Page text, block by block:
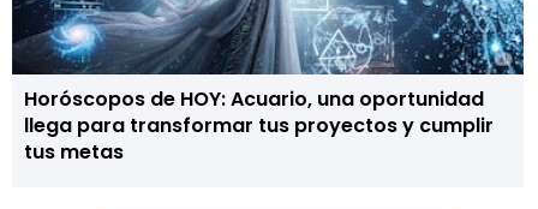
Horóscopos de HOY: Acuario, una oportunidad
llega para transformar tus proyectos y cumplir
tus metas